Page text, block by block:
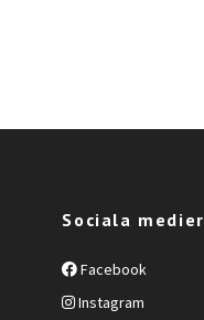
Sociala medier
Facebook
Instagram